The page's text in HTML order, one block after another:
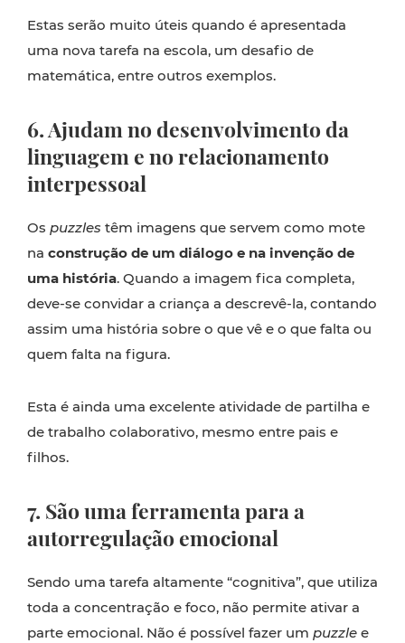
Estas serão muito úteis quando é apresentada
uma nova tarefa na escola, um desafio de
matemática, entre outros exemplos.
6. Ajudam no desenvolvimento da
linguagem e no relacionamento
interpessoal
Os puzzles têm imagens que servem como mote
na construção de um diálogo e na invenção de
uma história. Quando a imagem fica completa,
deve-se convidar a criança a descrevê-la, contando
assim uma história sobre o que vê e o que falta ou
quem falta na figura.
Esta é ainda uma excelente atividade de partilha e
de trabalho colaborativo, mesmo entre pais e
filhos.
7. São uma ferramenta para a
autorregulação emocional
Sendo uma tarefa altamente “cognitiva”, que utiliza
toda a concentração e foco, não permite ativar a
parte emocional. Não é possível fazer um puzzle e